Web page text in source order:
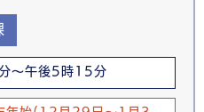
～午後5時15分